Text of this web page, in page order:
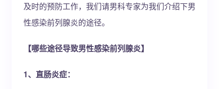
及时的预防工作，我们请男科专家为我们介绍下男
性感染前列腺炎的途径。
【哪些途径导致男性感染前列腺炎】
1、直肠炎症：